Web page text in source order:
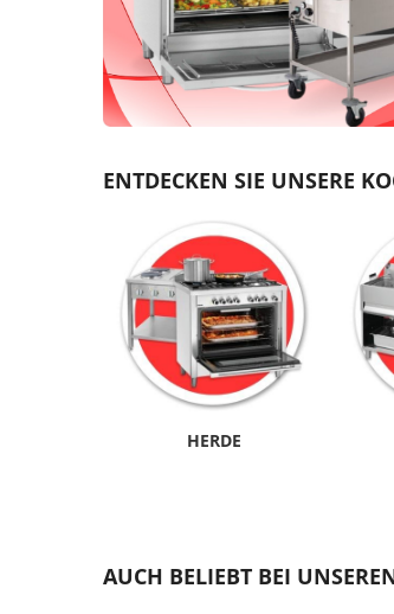
ENTDECKEN SIE UNSERE
HERDE
AUCH BELIEBT BEI